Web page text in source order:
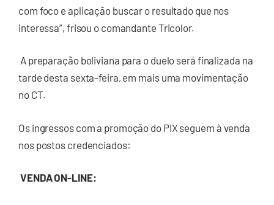
com foco e aplicação buscar o resultado que nos
interessa”, frisou o comandante Tricolor.
A preparação boliviana para o duelo será finalizada na
tarde desta sexta-feira, em mais uma movimentação
no CT.
Os ingressos com a promoção do PIX seguem à venda
nos postos credenciados:
VENDA ON-LINE: